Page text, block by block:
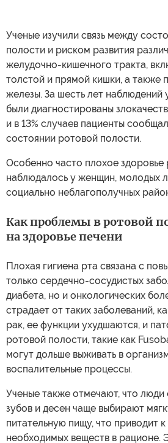
Ученые изучили связь между
полости и риском развития
желудочно-кишечного тракта,
толстой и прямой кишки, а также
железы. За шесть лет наблюдений
были диагностированы
и в 13% случаев пациенты
состоянии ротовой полости.
Особенно часто плохое здоровье
наблюдалось у женщин, молодых
социально неблагополучных
Как проблемы в ротовой
на здоровье печени
Плохая гигиена рта связана с
только сердечно-сосудистых
диабета, но и онкологических
страдает от таких заболеваний,
рак, ее функции ухудшаются, и
ротовой полости, такие как
могут дольше выживать в
воспалительные процессы.
Ученые также отмечают, что
зубов и десен чаще выбирают
питательную пищу, что приводит
необходимых веществ в рационе.